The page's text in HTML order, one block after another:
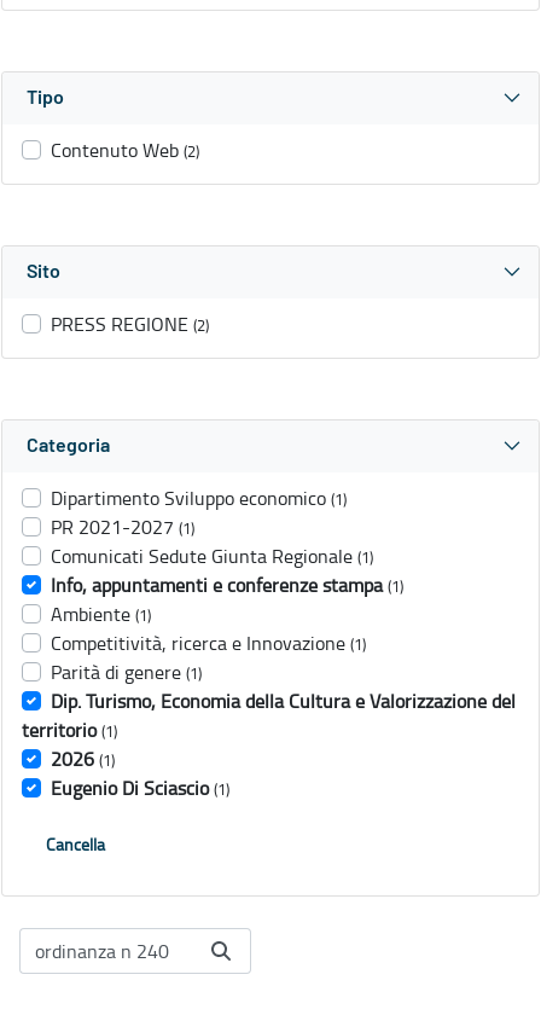
Tipo
Contenuto Web (2)
Sito
PRESS REGIONE (2)
Categoria
Dipartimento Sviluppo economico (1)
PR 2021-2027 (1)
Comunicati Sedute Giunta Regionale (1)
Info, appuntamenti e conferenze stampa (1)
Ambiente (1)
Competitività, ricerca e Innovazione (1)
Parità di genere (1)
Dip. Turismo, Economia della Cultura e Valorizzazione del
territorio (1)
2026 (1)
Eugenio Di Sciascio (1)
Cancella